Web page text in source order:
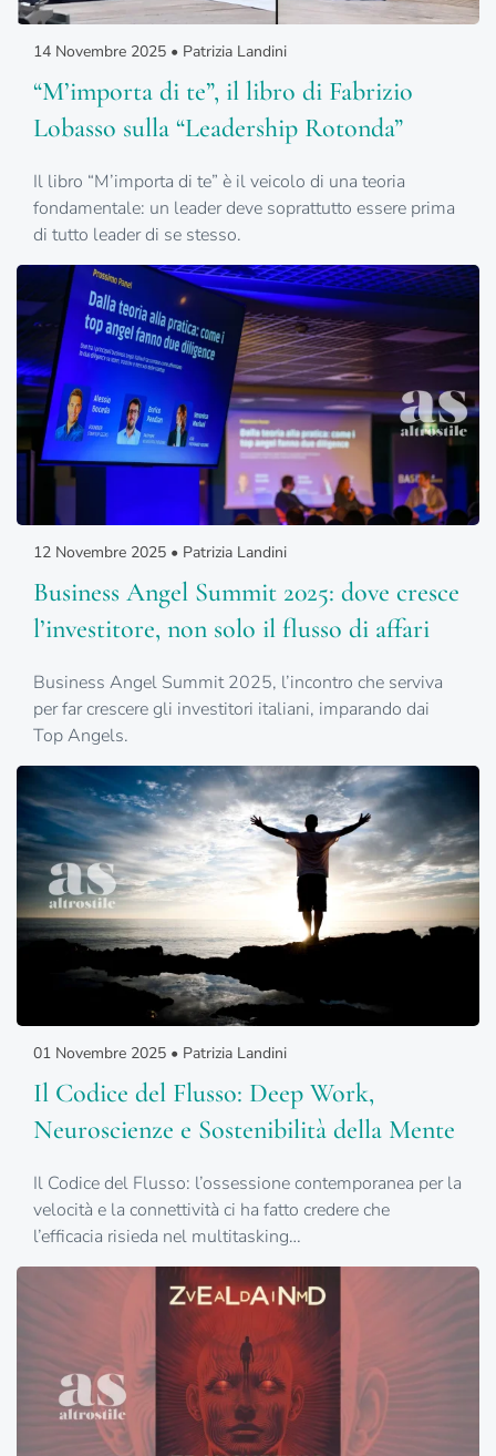
14 Novembre 2025 • Patrizia Landini
“M’importa di te”, il libro di Fabrizio
Lobasso sulla “Leadership Rotonda”
Il libro “M’importa di te” è il veicolo di una teoria
fondamentale: un leader deve soprattutto essere prima
di tutto leader di se stesso.
12 Novembre 2025 • Patrizia Landini
Business Angel Summit 2025: dove cresce
l’investitore, non solo il flusso di affari
Business Angel Summit 2025, l’incontro che serviva
per far crescere gli investitori italiani, imparando dai
Top Angels.
01 Novembre 2025 • Patrizia Landini
Il Codice del Flusso: Deep Work,
Neuroscienze e Sostenibilità della Mente
Il Codice del Flusso: l’ossessione contemporanea per la
velocità e la connettività ci ha fatto credere che
l’efficacia risieda nel multitasking…